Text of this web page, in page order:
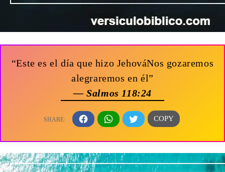
“Este es el día que hizo JehováNos gozaremos
alegraremos en él”
— Salmos 118:24